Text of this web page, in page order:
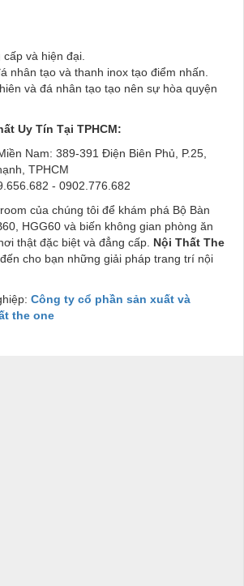
và hiện đại.
nhân tạo và thanh inox tạo điểm nhấn.
và đá nhân tạo tạo nên sự hòa quyện
Uy Tín Tại TPHCM:
Nam: 389-391 Điện Biên Phủ, P.25,
TPHCM
- 0902.776.682
của chúng tôi để khám phá Bộ Bàn
HGG60 và biến không gian phòng ăn
thật đặc biệt và đẳng cấp. Nội Thất The
cho bạn những giải pháp trang trí nội
Công ty cổ phần sản xuất và
the one